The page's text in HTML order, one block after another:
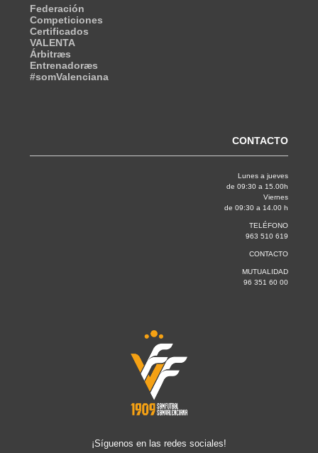
Federación
Competiciones
Certificados
VALENTA
Árbitræs
Entrenadoræs
#somValenciana
CONTACTO
Lunes a jueves
de 09:30 a 15.00h
Viernes
de 09:30 a 14.00 h
TELÉFONO
963 510 619
CONTACTO
MUTUALIDAD
96 351 60 00
¡Síguenos en las redes sociales!